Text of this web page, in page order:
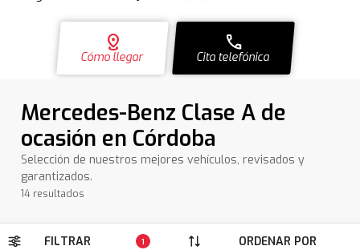
distance
Cómo llegar
call
Cita telefónica
Mercedes-Benz Clase A de
ocasión en Córdoba
Selección de nuestros mejores vehículos, revisados y
garantizados.
14 resultados
FILTRAR 1 ORDENAR POR